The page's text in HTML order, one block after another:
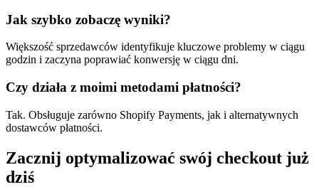
Jak szybko zobaczę wyniki?
Większość sprzedawców identyfikuje kluczowe problemy w ciągu
godzin i zaczyna poprawiać konwersję w ciągu dni.
Czy działa z moimi metodami płatności?
Tak. Obsługuje zarówno Shopify Payments, jak i alternatywnych
dostawców płatności.
Zacznij optymalizować swój checkout już
dziś